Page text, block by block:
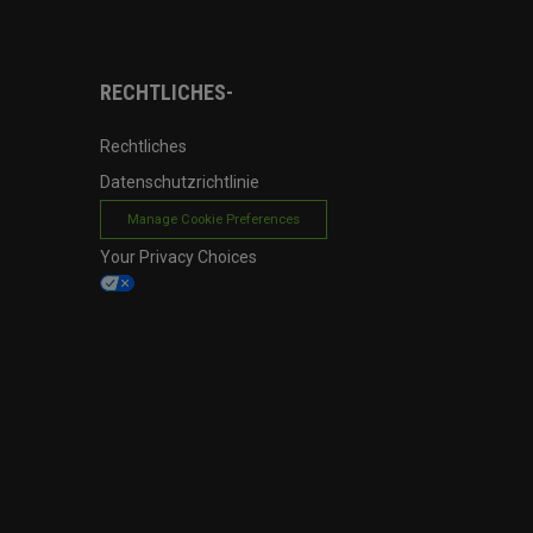
RECHTLICHES-
Rechtliches
Datenschutzrichtlinie
Manage Cookie Preferences
Your Privacy Choices